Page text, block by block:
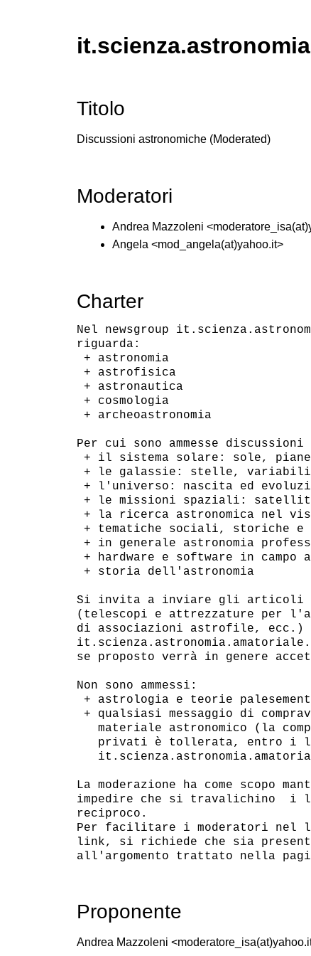
it.scienza.astronomia
Titolo
Discussioni astronomiche (Moderated)
Moderatori
Andrea Mazzoleni
Angela <mod_angela(at)yahoo.it>
Charter
Nel newsgroup
riguarda:
+ astronomia
+ astrofisica
+ astronautica
+ cosmologia
+ archeoastronomia
Per cui sono ammesse
+ il sistema solare: sole,
+ le galassie: stelle, variabili,
+ l'universo: nascita ed
+ le missioni spaziali:
+ la ricerca astronomica nel
+ tematiche sociali, storiche
+ in generale astronomia
+ hardware e software in campo
+ storia dell'astronomia
Si invita a inviare gli articoli
(telescopi e attrezzature per
di associazioni astrofile, ecc.)
se proposto verrà in genere
Non sono ammessi:
+ astrologia e teorie
+ qualsiasi messaggio di
materiale astronomico (la
privati è tollerata, entro i
La moderazione ha come scopo
impedire che si travalichino  i
reciproco.
Per facilitare i moderatori nel
link, si richiede che sia
Proponente
Andrea Mazzoleni